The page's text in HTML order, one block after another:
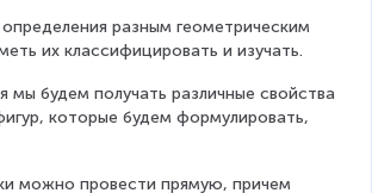
разным геометрическим
их классифицировать и изучать.
мы будем получать различные свойства
которые будем формулировать,
можно провести прямую, причем